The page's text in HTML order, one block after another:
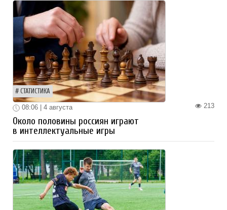
СТАТИСТИКА
213
08:06 | 4 августа
Около половины россиян играют
в интеллектуальные игры